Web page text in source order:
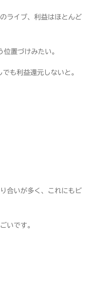
ライブ、利益はほとんど
置づけみたい。
も利益還元しないと。
合いが多く、これにもビ
いです。